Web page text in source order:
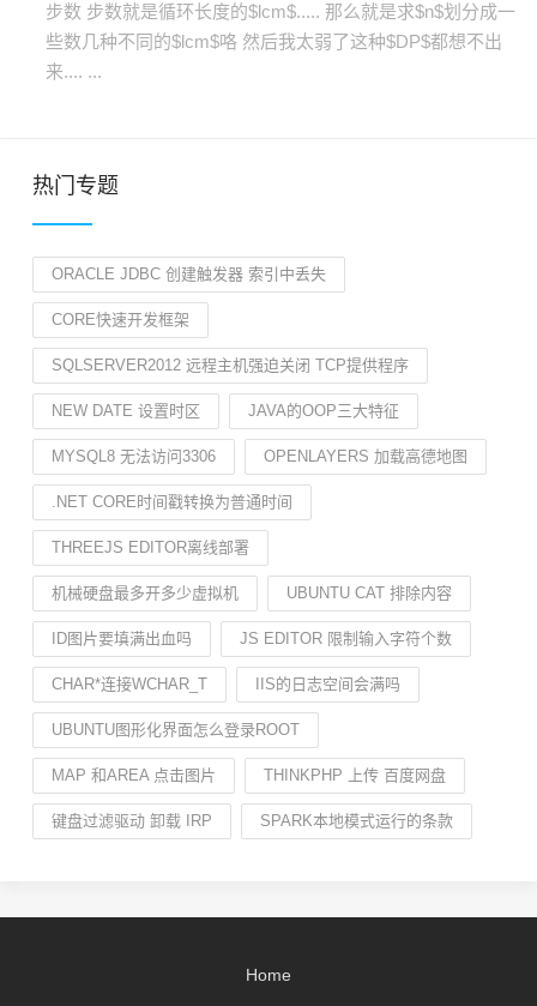
步数 步数就是循环长度的$lcm$..... 那么就是求$n$划分成一
些数几种不同的$lcm$咯 然后我太弱了这种$DP$都想不出
来.... ...
热门专题
ORACLE JDBC 创建触发器 索引中丢失
CORE快速开发框架
SQLSERVER2012 远程主机强迫关闭 TCP提供程序
NEW DATE 设置时区 JAVA的OOP三大特征
MYSQL8 无法访问3306 OPENLAYERS 加载高德地图
.NET CORE时间戳转换为普通时间
THREEJS EDITOR离线部署
机械硬盘最多开多少虚拟机 UBUNTU CAT 排除内容
ID图片要填满出血吗 JS EDITOR 限制输入字符个数
CHAR*连接WCHAR_T IIS的日志空间会满吗
UBUNTU图形化界面怎么登录ROOT
MAP 和AREA 点击图片 THINKPHP 上传 百度网盘
键盘过滤驱动 卸载 IRP SPARK本地模式运行的条款
Home